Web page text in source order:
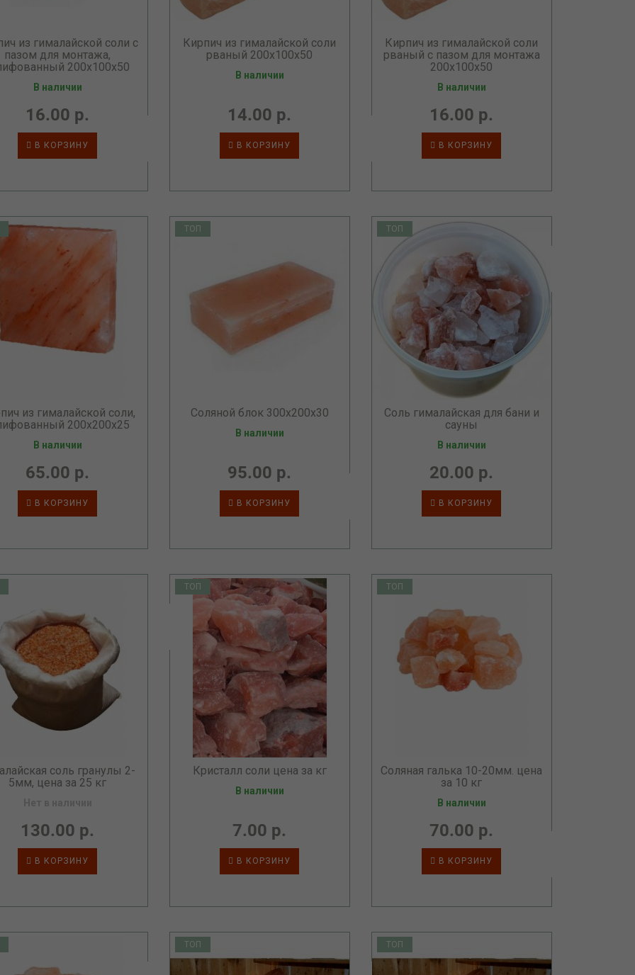
из гималайской соли с
пазом для монтажа,
200х100х50
В наличии
16.00 р.
В КОРЗИНУ
Кирпич из гималайской соли
рваный 200х100х50
В наличии
14.00 р.
В КОРЗИНУ
Кирпич из гималайской соли
рваный с пазом для монтажа
200х100х50
В наличии
16.00 р.
В КОРЗИНУ
из гималайской соли,
200х200х25
В наличии
65.00 р.
В КОРЗИНУ
ТОП
Соляной блок 300х200х30
В наличии
95.00 р.
В КОРЗИНУ
ТОП
Соль гималайская для бани и
сауны
В наличии
20.00 р.
В КОРЗИНУ
соль гранулы 2-
5мм, цена за 25 кг
130.00 р.
В КОРЗИНУ
ТОП
Кристалл соли цена за кг
В наличии
7.00 р.
В КОРЗИНУ
ТОП
Соляная галька 10-20мм. цена
за 10 кг
В наличии
70.00 р.
В КОРЗИНУ
ТОП ТОП